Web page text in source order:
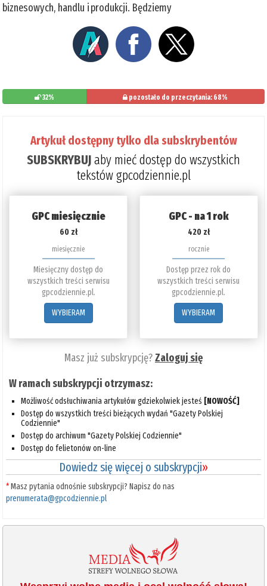
biznesowych, handlu i produkcji. Będziemy
32% pozostało do przeczytania: 68%
Artykuł dostępny tylko dla subskrybentów
SUBSKRYBUJaby mieć dostęp do wszystkich
tekstów gpcodziennie.pl
GPC miesięcznie
60 zł
miesięcznie
Miesięczny dostęp do
wszystkich treści serwisu
gpcodziennie.pl.
WYBIERAM
GPC - na 1 rok
420 zł
rocznie
Dostęp przez rok do
wszystkich treści serwisu
gpcodziennie.pl.
WYBIERAM
Masz już subskrypcję?Zaloguj się
W ramach subskrypcji otrzymasz:
Możliwość odsłuchiwania artykułów gdziekolwiek jesteś [NOWOŚĆ]
Dostęp do wszystkich treści bieżących wydań "Gazety Polskiej
Codziennie"
Dostęp do archiwum "Gazety Polskiej Codziennie"
Dostęp do felietonów on-line
Dowiedz się więcej o subskrypcji»
*Masz pytania odnośnie subskrypcji? Napisz do nas
prenumerata@gpcodziennie.pl